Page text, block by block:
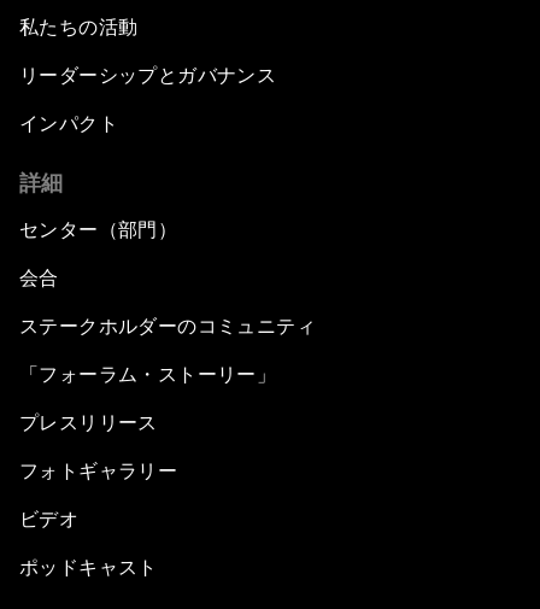
私たちの活動
リーダーシップとガバナンス
インパクト
詳細
センター（部門）
会合
ステークホルダーのコミュニティ
「フォーラム・ストーリー」
プレスリリース
フォトギャラリー
ビデオ
ポッドキャスト